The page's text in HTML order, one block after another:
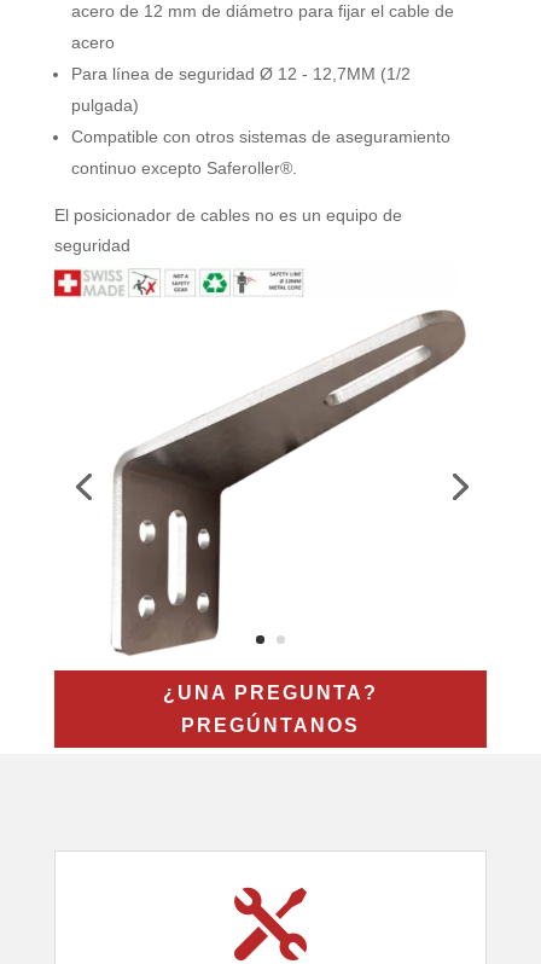
acero de 12 mm de diámetro para fijar el cable de
acero
Para línea de seguridad Ø 12 - 12,7MM (1/2
pulgada)
Compatible con otros sistemas de aseguramiento
continuo excepto Saferoller®.
El posicionador de cables no es un equipo de
seguridad
¿UNA PREGUNTA?
PREGÚNTANOS
